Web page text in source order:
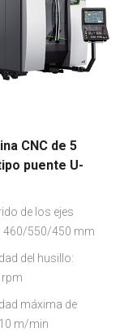
CNC de 5
puente U-
de los ejes
460/550/450 mm
del husillo:
rpm
máxima de
m/min